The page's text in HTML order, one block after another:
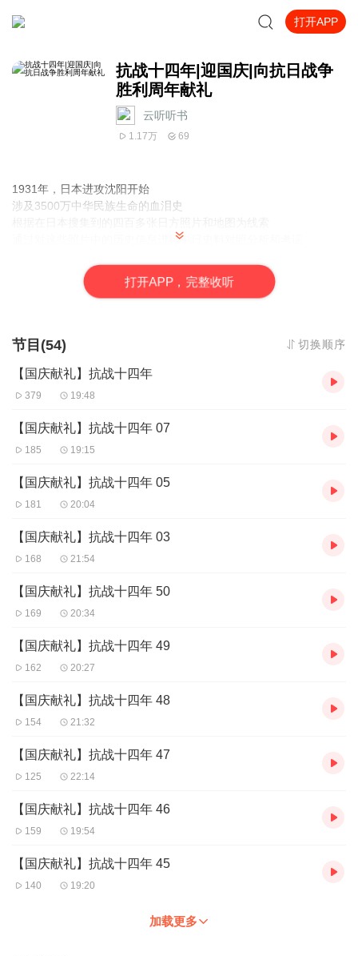
打开APP
抗战十四年|迎国庆|向抗日战争
胜利周年献礼
云听听书
1.17万 69
1931年，日本进攻沈阳开始
涉及3500万中华民族生命的血泪史
通过对这些照片中的历史信息进行中日史料对照分析和考证
艰苦不屈的抵抗经过
中国人民用鲜血书写的民族史……
打开APP，完整收听
节目(54) 切换顺序
【国庆献礼】抗战十四年
379 19:48
【国庆献礼】抗战十四年 07
185 19:15
【国庆献礼】抗战十四年 05
181 20:04
【国庆献礼】抗战十四年 03
168 21:54
【国庆献礼】抗战十四年 50
169 20:34
【国庆献礼】抗战十四年 49
162 20:27
【国庆献礼】抗战十四年 48
154 21:32
【国庆献礼】抗战十四年 47
125 22:14
【国庆献礼】抗战十四年 46
159 19:54
【国庆献礼】抗战十四年 45
140 19:20
加载更多